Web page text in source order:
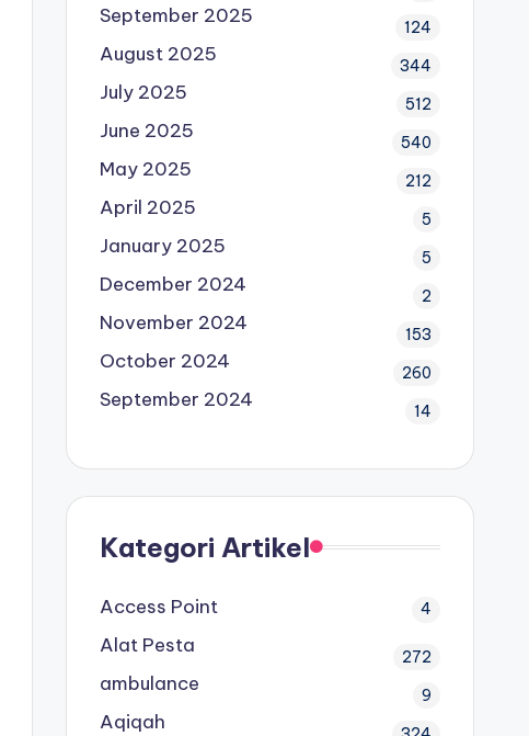
September 2025 124
August 2025 344
July 2025 512
June 2025 540
May 2025 212
April 2025 5
January 2025 5
December 2024 2
November 2024 153
October 2024 260
September 2024 14
Kategori Artikel
Access Point 4
Alat Pesta 272
ambulance 9
Aqiqah